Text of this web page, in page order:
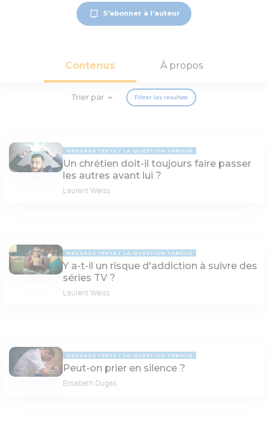
S'abonner à l'auteur
Contenus À propos
Trier par Filtrer les résultats
MESSAGE TEXTE LA QUESTION TABOUE
Un chrétien doit-il toujours faire passer
les autres avant lui ?
Laurent Weiss
MESSAGE TEXTE LA QUESTION TABOUE
Y a-t-il un risque d'addiction à suivre des
séries TV ?
Laurent Weiss
MESSAGE TEXTE LA QUESTION TABOUE
Peut-on prier en silence ?
Elisabeth Dugas